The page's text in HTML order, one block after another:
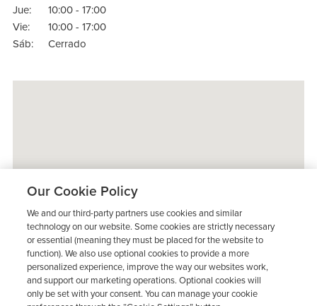
Jue:
10:00 - 17:00
Vie:
10:00 - 17:00
Sáb:
Cerrado
Our Cookie Policy
We and our third-party partners use cookies and similar
technology on our website. Some cookies are strictly necessary
or essential (meaning they must be placed for the website to
function). We also use optional cookies to provide a more
personalized experience, improve the way our websites work,
and support our marketing operations. Optional cookies will
only be set with your consent. You can manage your cookie